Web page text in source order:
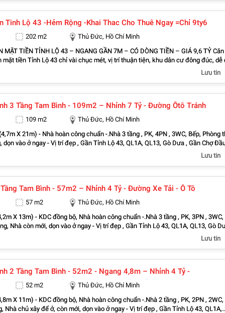
Tinh Lộ 43 -hẻm Rộng -khai Thac Cho Thuê Ngay =chỉ 9ty6
202 m2
Thủ Đức, Hồ Chí Minh
MẶT TIỀN TỈNH LỘ 43 – NGANG GẦN 7M – CÓ DÒNG TIỀN – GIÁ 9,6 TỶ Căn
mặt tiền Tỉnh Lộ 43 chỉ vài chục mét, vị trí thuận tiện, khu dân cư đông đúc, dễ
tiện ích xung quanh. * Diện tích 202m² * Ngang gần 7m, đất vuông đẹp *
* Đang khai thác nhà trọ, có thu nhập ổn định * Phù hợp để ở, đầu tư hoặc
Lưu tin
3 Tầng Tam Bình - 109m2 – Nhỉnh 7 Tỷ - Đường Ôtô Tránh
109 m2
Thủ Đức, Hồ Chí Minh
X 21m) - Nhà hoàn công chuẩn -.Nhà 3 tầng , PK, 4PN , 3WC, Bếp, Phòng
dọn vào ở ngay - Vị trí đẹp , Gần Tỉnh Lộ 43, QL1A, QL13, Gò Dưa , Gần Chợ
Thủ Đức, Chợ Tam Bình, Chợ Bình Chiểu, Bách Hóa Xanh, Co.op Food,
Trung 2, KCN Đồng An, KCN Bình Chiểu, KCN Sóng Thần, Gần Trường mầm non,
Lưu tin
Nhà Xinh 3 Tầng Tam Bình - 57m2 – Nhỉnh 4 Tỷ - Đường Xe Tải - Ô Tô
57 m2
Thủ Đức, Hồ Chí Minh
X 13m) - KDC đồng bộ, Nhà hoàn công chuẩn -.Nhà 3 tầng , PK, 3PN , 3WC,
Nhà còn mới, dọn vào ở ngay - Vị trí đẹp , Gần Tỉnh Lộ 43, QL1A, QL13, Gò
Nông Sản Thủ Đức, Chợ Tam Bình, Chợ Bình Chiểu, Bách Hóa Xanh, Co.op
Thần, Gần
Lưu tin
2 Tầng Tam Bình - 52m2 - Ngang 4,8m – Nhỉnh 4 Tỷ -
52 m2
Thủ Đức, Hồ Chí Minh
X 11m) - KDC đồng bộ, Nhà hoàn công chuẩn -.Nhà 2 tầng , PK, 2PN , 2WC,
Nhà chủ xây để ở, còn mới, dọn vào ở ngay - Vị trí đẹp , Gần Tỉnh Lộ 43, QL1A,